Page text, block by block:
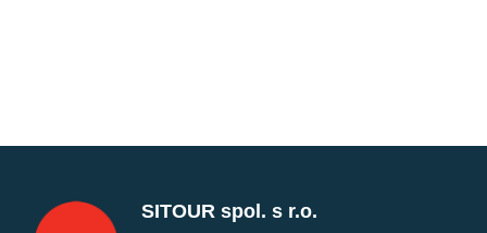
SITOUR spol. s r.o.